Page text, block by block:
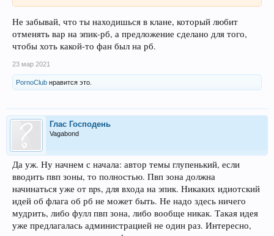
Не забывай, что ты находишься в клане, который любит
отменять вар на эпик-рб, а предложение сделано для того,
чтобы хоть какой-то фан был на рб.
23 мар 2021
PornoClub нравится это.
Глас Господень
Vagabond
Да уж. Ну начнем с начала: автор темы глупенький, если
вводить пвп зоны, то полностью. Пвп зона должна
начинаться уже от nps, для входа на эпик. Никаких идиотский
идей об флага об рб не может быть. Не надо здесь ничего
мудрить, либо фулл пвп зона, либо вообще никак. Такая идея
уже предлагалась администрацией не один раз. Интересно,